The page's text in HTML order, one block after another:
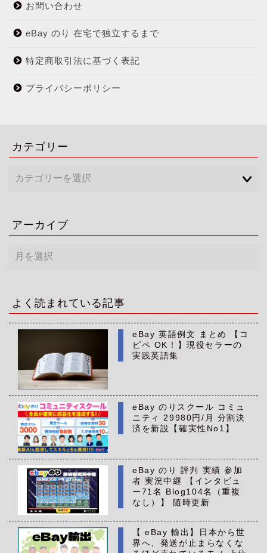
お問い合わせ
eBay のり 在宅で独立するまで
特定商取引法に基づく表記
プライバシーポリシー
カテゴリー
アーカイブ
ー
ブ
よく読まれている記事
eBay 英語例文 まとめ 【コ
ピペ OK！】現役セラーの
実践英語集
eBay のりスクール コミュ
ニティ 29980円/月 分割決
済を新設【確実性No1】
eBay のり 評判 実績 参加
者 実況中継 【インタビュ
ー71名 Blog104名（重複
なし）】 随時更新
【 eBay 輸出】日本から世
界へ、発送が止まらなくな